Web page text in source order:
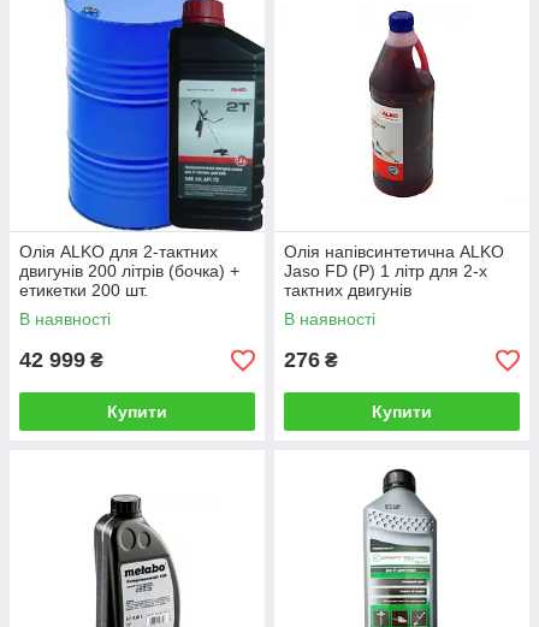
Олія ALKO для 2-тактних
двигунів 200 літрів (бочка) +
етикетки 200 шт.
В наявності
42 999 ₴
Купити
Олія напівсинтетична ALKO
Jaso FD (Р) 1 літр для 2-х
тактних двигунів
В наявності
276 ₴
Купити